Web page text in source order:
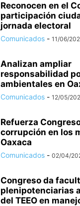
Reconocen en el
participación
jornada electoral
Comunicados - 11/06/
Analizan ampliar
responsabilidad
ambientales en
Comunicados - 12/05/
Refuerza
corrupción en los
Oaxaca
Comunicados - 02/04/
Congreso da
plenipotenciarias
del TEEO en